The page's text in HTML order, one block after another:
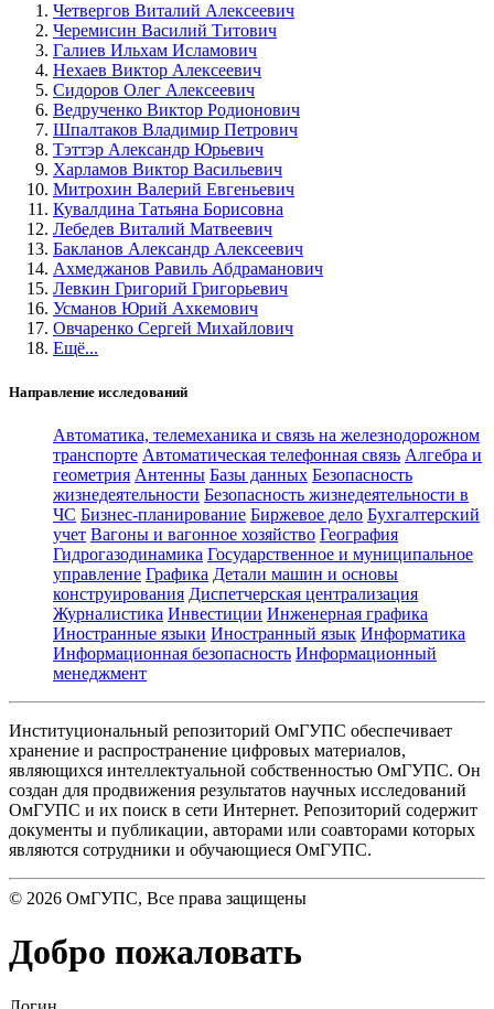
Четвергов Виталий Алексеевич
Черемисин Василий Титович
Галиев Ильхам Исламович
Нехаев Виктор Алексеевич
Сидоров Олег Алексеевич
Ведрученко Виктор Родионович
Шпалтаков Владимир Петрович
Тэттэр Александр Юрьевич
Харламов Виктор Васильевич
Митрохин Валерий Евгеньевич
Кувалдина Татьяна Борисовна
Лебедев Виталий Матвеевич
Бакланов Александр Алексеевич
Ахмеджанов Равиль Абдраманович
Левкин Григорий Григорьевич
Усманов Юрий Ахкемович
Овчаренко Сергей Михайлович
Ещё...
Направление исследований
Автоматика, телемеханика и связь на железнодорожном
транспорте Автоматическая телефонная связь Алгебра и
геометрия Антенны Базы данных Безопасность
жизнедеятельности Безопасность жизнедеятельности в
ЧС Бизнес-планирование Биржевое дело Бухгалтерский
учет Вагоны и вагонное хозяйство География
Гидрогазодинамика Государственное и муниципальное
управление Графика Детали машин и основы
конструирования Диспетчерская централизация
Журналистика Инвестиции Инженерная графика
Иностранные языки Иностранный язык Информатика
Информационная безопасность Информационный
менеджмент
Институциональный репозиторий ОмГУПС обеспечивает
хранение и распространение цифровых материалов,
являющихся интеллектуальной собственностью ОмГУПС. Он
создан для продвижения результатов научных исследований
ОмГУПС и их поиск в сети Интернет. Репозиторий содержит
документы и публикации, авторами или соавторами которых
являются сотрудники и обучающиеся ОмГУПС.
© 2026 ОмГУПС, Все права защищены
Добро пожаловать